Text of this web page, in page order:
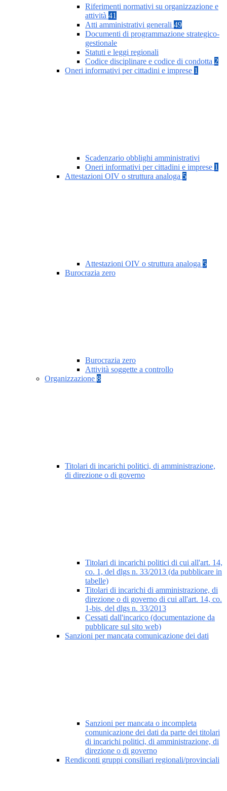
Riferimenti normativi su organizzazione e
attività 41
Atti amministrativi generali 49
Documenti di programmazione strategico-
gestionale
Statuti e leggi regionali
Codice disciplinare e codice di condotta 2
Oneri informativi per cittadini e imprese 1
Scadenzario obblighi amministrativi
Oneri informativi per cittadini e imprese 1
Attestazioni OIV o struttura analoga 5
Attestazioni OIV o struttura analoga 5
Burocrazia zero
Burocrazia zero
Attività soggette a controllo
Organizzazione 8
Titolari di incarichi politici, di amministrazione,
di direzione o di governo
Titolari di incarichi politici di cui all'art. 14,
co. 1, del dlgs n. 33/2013 (da pubblicare in
tabelle)
Titolari di incarichi di amministrazione, di
direzione o di governo di cui all'art. 14, co.
1-bis, del dlgs n. 33/2013
Cessati dall'incarico (documentazione da
pubblicare sul sito web)
Sanzioni per mancata comunicazione dei dati
Sanzioni per mancata o incompleta
comunicazione dei dati da parte dei titolari
di incarichi politici, di amministrazione, di
direzione o di governo
Rendiconti gruppi consiliari regionali/provinciali